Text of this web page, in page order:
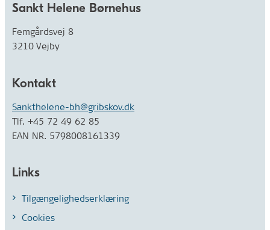
Sankt Helene Børnehus
Femgårdsvej 8
3210 Vejby
Kontakt
Sankthelene-bh@gribskov.dk
Tlf. +45 72 49 62 85
EAN NR. 5798008161339
Links
Tilgængelighedserklæring
Cookies